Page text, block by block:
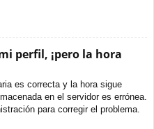
perfil, ¡pero la hora
es correcta y la hora sigue
en el servidor es errónea.
para corregir el problema.